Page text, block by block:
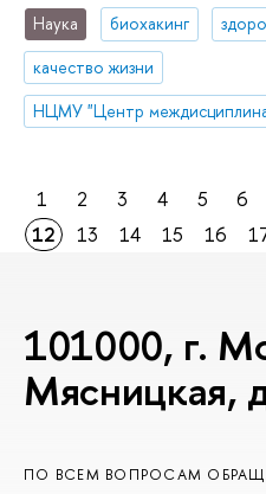
Наука биохакинг
качество жизни
1 2 3 4 5 6
12
13 14 15 16
101000, г.
Мясницкая,
ПО ВСЕМ ВОПРОСАМ